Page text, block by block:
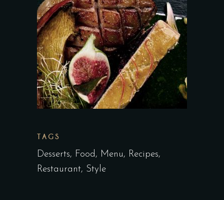
TAGS
Desserts Food Menu
Recipes
Restaurant Style